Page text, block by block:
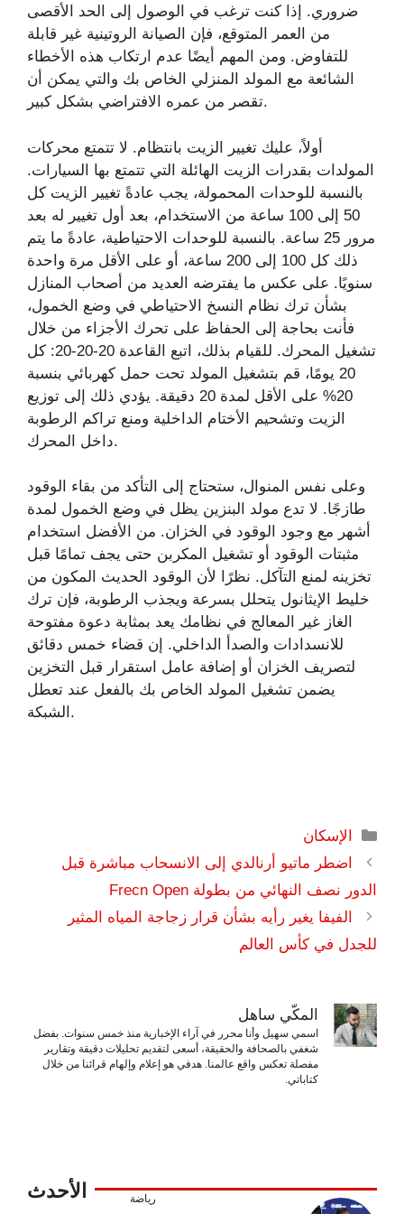
ضروري. إذا كنت ترغب في الوصول إلى الحد الأقصى
من العمر المتوقع، فإن الصيانة الروتينية غير قابلة
للتفاوض. ومن المهم أيضًا عدم ارتكاب هذه الأخطاء
الشائعة مع المولد المنزلي الخاص بك والتي يمكن أن
تقصر من عمره الافتراضي بشكل كبير.
أولاً، عليك تغيير الزيت بانتظام. لا تتمتع محركات
المولدات بقدرات الزيت الهائلة التي تتمتع بها السيارات.
بالنسبة للوحدات المحمولة، يجب عادةً تغيير الزيت كل
50 إلى 100 ساعة من الاستخدام، بعد أول تغيير له بعد
مرور 25 ساعة. بالنسبة للوحدات الاحتياطية، عادةً ما يتم
ذلك كل 100 إلى 200 ساعة، أو على الأقل مرة واحدة
سنويًا. على عكس ما يفترضه العديد من أصحاب المنازل
بشأن ترك نظام النسخ الاحتياطي في وضع الخمول،
فأنت بحاجة إلى الحفاظ على تحرك الأجزاء من خلال
تشغيل المحرك. للقيام بذلك، اتبع القاعدة 20-20-20: كل
20 يومًا، قم بتشغيل المولد تحت حمل كهربائي بنسبة
20% على الأقل لمدة 20 دقيقة. يؤدي ذلك إلى توزيع
الزيت وتشحيم الأختام الداخلية ومنع تراكم الرطوبة
داخل المحرك.
وعلى نفس المنوال، ستحتاج إلى التأكد من بقاء الوقود
طازجًا. لا تدع مولد البنزين يظل في وضع الخمول لمدة
أشهر مع وجود الوقود في الخزان. من الأفضل استخدام
مثبتات الوقود أو تشغيل المكربن ​​حتى يجف تمامًا قبل
تخزينه لمنع التآكل. نظرًا لأن الوقود الحديث المكون من
خليط الإيثانول يتحلل بسرعة ويجذب الرطوبة، فإن ترك
الغاز غير المعالج في نظامك يعد بمثابة دعوة مفتوحة
للانسدادات والصدأ الداخلي. إن قضاء خمس دقائق
لتصريف الخزان أو إضافة عامل استقرار قبل التخزين
يضمن تشغيل المولد الخاص بك بالفعل عند تعطل
الشبكة.
التصنيفات
الإسكان
اضطر ماتيو أرنالدي إلى الانسحاب مباشرة قبل
الدور نصف النهائي من بطولة Frecn Open
الفيفا يغير رأيه بشأن قرار زجاجة المياه المثير
للجدل في كأس العالم
المكّي ساهل
اسمي سهيل وأنا محرر في آراء الإخبارية منذ خمس سنوات. بفضل
شغفي بالصحافة والحقيقة، أسعى لتقديم تحليلات دقيقة وتقارير
مفصلة تعكس واقع عالمنا. هدفي هو إعلام وإلهام قرائنا من خلال
كتاباتي.
الأحدث رياضة